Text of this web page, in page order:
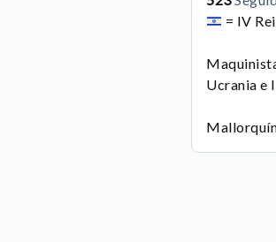
= IV
Ucrania e